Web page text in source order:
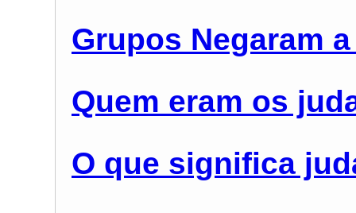
Grupos Negaram
Quem eram os
O que significa